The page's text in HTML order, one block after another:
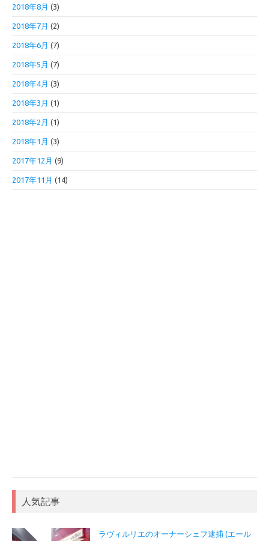
2018年8月 (3)
2018年7月 (2)
2018年6月 (7)
2018年5月 (7)
2018年4月 (3)
2018年3月 (1)
2018年2月 (1)
2018年1月 (3)
2017年12月 (9)
2017年11月 (14)
人気記事
ラヴィルリエのオーナーシェフ逮捕 (エール